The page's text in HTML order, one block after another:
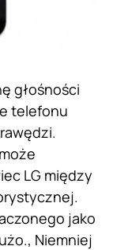
głośności
telefonu
LG między
jako
Niemniej